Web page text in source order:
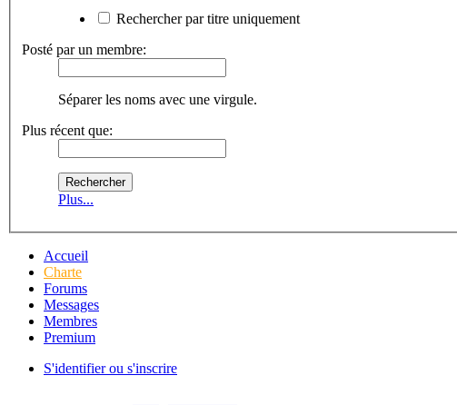
Rechercher par titre uniquement
Posté par un membre:
Séparer les noms avec une virgule.
Plus récent que:
Plus...
Accueil
Charte
Forums
Messages
Membres
Premium
S'identifier ou s'inscrire